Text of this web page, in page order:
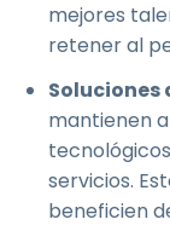
mejores
retener al
mantienen
servicios.
beneficien